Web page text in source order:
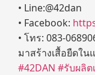
• Line:@42dan
• Facebook:
• โทร: 083-
มาสร้างเสื้อยืดใ
#42DAN #รับผลิต